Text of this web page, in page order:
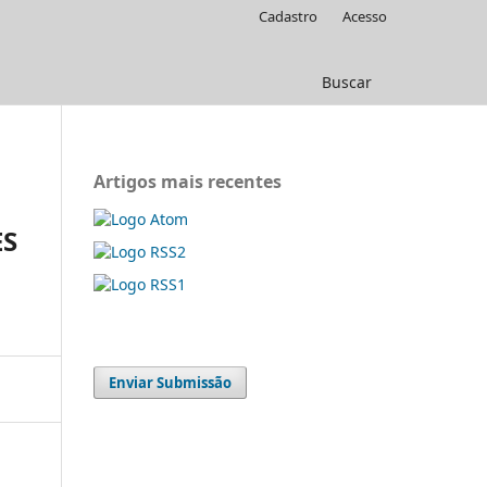
Buscar
Cadastro Acesso
Artigos mais recentes
Enviar Submissão